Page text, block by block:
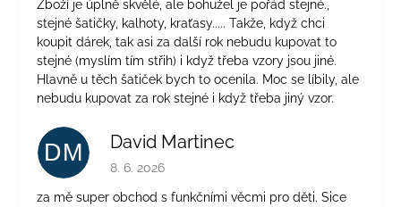
Zboží je úplně skvělé, ale bohužel je pořád stejné.,
stejné šatičky, kalhoty, kraťasy..... Takže, když chci
koupit dárek, tak asi za další rok nebudu kupovat to
stejné (myslím tím střih) i když třeba vzory jsou jiné.
Hlavně u těch šatiček bych to ocenila. Moc se líbily, ale
nebudu kupovat za rok stejné i když třeba jiný vzor.
DM David Martinec
Hodnocení obchodu je 5 z 5 hvězdiček.
8. 6. 2026
za mě super obchod s funkčními věcmi pro děti. Sice